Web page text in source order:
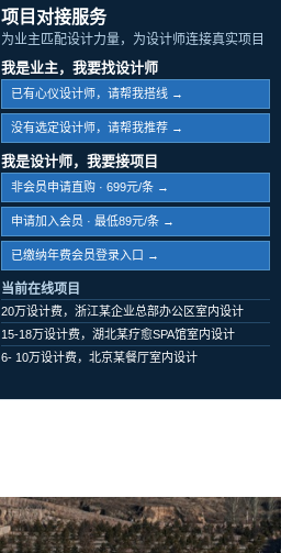
项目对接服务
为业主匹配设计力量，为设计师连接真实项目
我是业主，我要找设计师
已有心仪设计师，请帮我搭线 →
没有选定设计师，请帮我推荐 →
我是设计师，我要接项目
非会员申请直购 · 699元/条 →
申请加入会员 · 最低89元/条 →
已缴纳年费会员登录入口 →
当前在线项目
20万设计费，浙江某企业总部办公区室内设计
15-18万设计费，湖北某疗愈SPA馆室内设计
6- 10万设计费，北京某餐厅室内设计